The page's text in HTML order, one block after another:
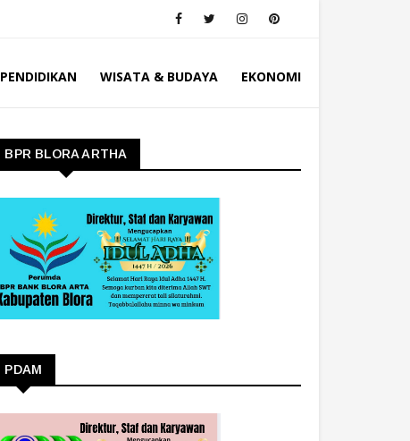
PENDIDIKAN WISATA & BUDAYA EKONOMI
BPR BLORA ARTHA
PDAM